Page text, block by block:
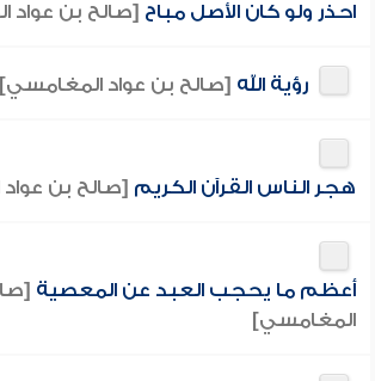
احذر ولو كان الأصل مباح [صالح بن عواد
رؤية الله [صالح بن عواد المغامسي]
هجر الناس القرآن الكريم [صالح بن
أعظم ما يحجب العبد عن المعصية
المغامسي]